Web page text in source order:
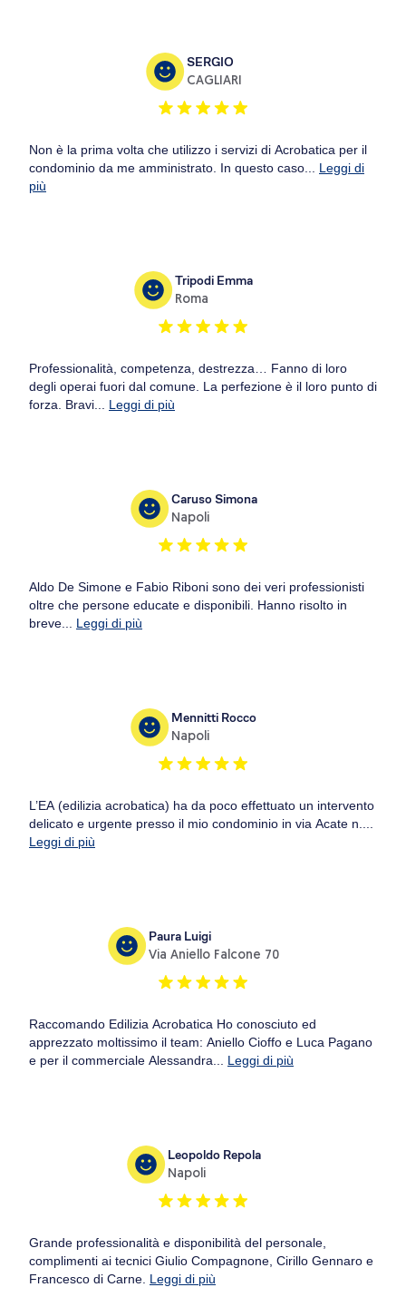
SERGIO
CAGLIARI
Non è la prima volta che utilizzo i servizi di Acrobatica per il
condominio da me amministrato. In questo caso... Leggi di
più
Tripodi Emma
Roma
Professionalità, competenza, destrezza… Fanno di loro
degli operai fuori dal comune. La perfezione è il loro punto di
forza. Bravi... Leggi di più
Caruso Simona
Napoli
Aldo De Simone e Fabio Riboni sono dei veri professionisti
oltre che persone educate e disponibili. Hanno risolto in
breve... Leggi di più
Mennitti Rocco
Napoli
L’EA (edilizia acrobatica) ha da poco effettuato un intervento
delicato e urgente presso il mio condominio in via Acate n....
Leggi di più
Paura Luigi
Via Aniello Falcone 70
Raccomando Edilizia Acrobatica Ho conosciuto ed
apprezzato moltissimo il team: Aniello Cioffo e Luca Pagano
e per il commerciale Alessandra... Leggi di più
Leopoldo Repola
Napoli
Grande professionalità e disponibilità del personale,
complimenti ai tecnici Giulio Compagnone, Cirillo Gennaro e
Francesco di Carne. Leggi di più